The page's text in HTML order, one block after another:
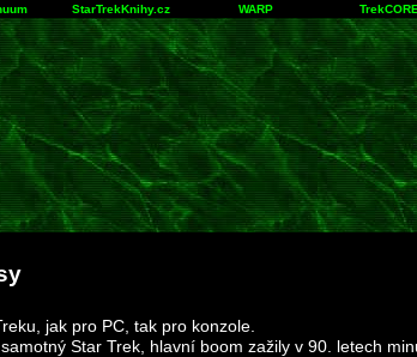
StarTrekKnihy.cz WARP TrekCORE
jak pro PC, tak pro konzole.
Star Trek, hlavní boom zažily v 90. letech